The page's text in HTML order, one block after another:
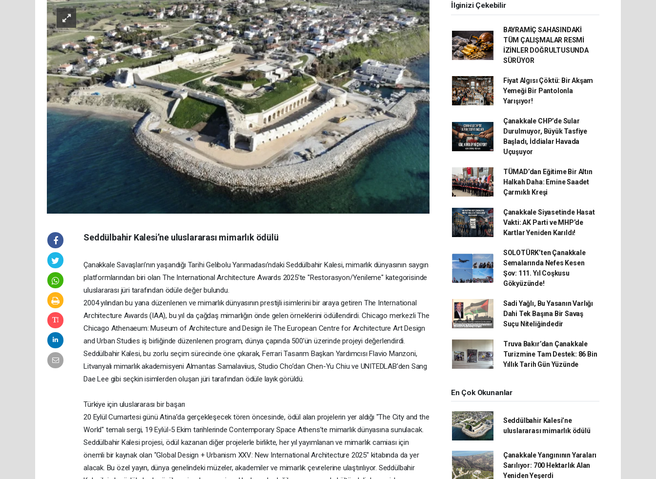
Seddülbahir Kalesi’ne uluslararası mimarlık ödülü
Çanakkale Savaşları’nın yaşandığı Tarihi Gelibolu Yarımadası’ndaki Seddülbahir Kalesi, mimarlık dünyasının saygın
platformlarından biri olan The International Architecture Awards 2025’te "Restorasyon/Yenileme" kategorisinde
uluslararası jüri tarafından ödüle değer bulundu.
2004 yılından bu yana düzenlenen ve mimarlık dünyasının prestijli isimlerini bir araya getiren The International
Architecture Awards (IAA), bu yıl da çağdaş mimarlığın önde gelen örneklerini ödüllendirdi. Chicago merkezli The
Chicago Athenaeum: Museum of Architecture and Design ile The European Centre for Architecture Art Design
and Urban Studies iş birliğinde düzenlenen program, dünya çapında 500’ün üzerinde projeyi değerlendirdi.
Seddülbahir Kalesi, bu zorlu seçim sürecinde öne çıkarak, Ferrari Tasarım Başkan Yardımcısı Flavio Manzoni,
Litvanyalı mimarlık akademisyeni Almantas Samalaviius, Studio Cho’dan Chen-Yu Chiu ve UNITEDLAB’den Sang
Dae Lee gibi seçkin isimlerden oluşan jüri tarafından ödüle layık görüldü.
Türkiye için uluslararası bir başarı
20 Eylül Cumartesi günü Atina’da gerçekleşecek tören öncesinde, ödül alan projelerin yer aldığı "The City and the
World" temalı sergi, 19 Eylül-5 Ekim tarihlerinde Contemporary Space Athens’te mimarlık dünyasına sunulacak.
Seddülbahir Kalesi projesi, ödül kazanan diğer projelerle birlikte, her yıl yayımlanan ve mimarlık camiası için
önemli bir kaynak olan "Global Design + Urbanism XXV: New International Architecture 2025" kitabında da yer
alacak. Bu özel yayın, dünya genelindeki müzeler, akademiler ve mimarlık çevrelerine ulaştırılıyor. Seddülbahir
İlginizi Çekebilir
BAYRAMİÇ SAHASINDAKİ
TÜM ÇALIŞMALAR RESMİ
İZİNLER DOĞRULTUSUNDA
SÜRÜYOR
Fiyat Algısı Çöktü: Bir Akşam
Yemeği Bir Pantolonla
Yarışıyor!
Çanakkale CHP’de Sular
Durulmuyor, Büyük Tasfiye
Başladı, İddialar Havada
Uçuşuyor
TÜMAD’dan Eğitime Bir Altın
Halkah Daha: Emine Saadet
Çarmıklı Kreşi
Çanakkale Siyasetinde Hasat
Vakti: AK Parti ve MHP’de
Kartlar Yeniden Karıldı!
SOLOTÜRK’ten Çanakkale
Semalarında Nefes Kesen
Şov: 111. Yıl Coşkusu
Gökyüzünde!
Sadi Yağlı, Bu Yasanın Varlığı
Dahi Tek Başına Bir Savaş
Suçu Niteliğindedir
Truva Bakır’dan Çanakkale
Turizmine Tam Destek: 86 Bin
Yıllık Tarih Gün Yüzünde
En Çok Okunanlar
Seddülbahir Kalesi’ne
uluslararası mimarlık ödülü
Çanakkale Yangınının Yaraları
Sarılıyor: 700 Hektarlık Alan
Yeniden Yeşerdi